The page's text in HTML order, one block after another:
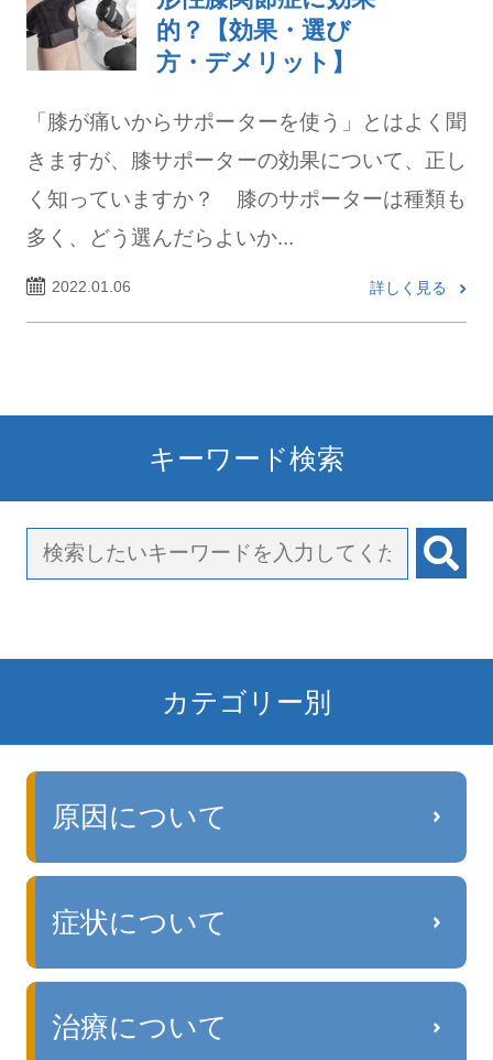
的？【効果・選び
方・デメリット】
「膝が痛いからサポーターを使う」とはよく聞
きますが、膝サポーターの効果について、正し
く知っていますか？ 膝のサポーターは種類も
多く、どう選んだらよいか...
2022.01.06 詳しく見る
キーワード検索
カテゴリー別
原因について
症状について
治療について